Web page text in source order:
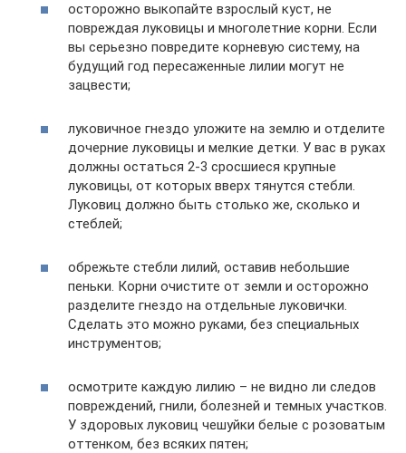
осторожно выкопайте взрослый куст, не
повреждая луковицы и многолетние корни. Если
вы серьезно повредите корневую систему, на
будущий год пересаженные лилии могут не
зацвести;
луковичное гнездо уложите на землю и отделите
дочерние луковицы и мелкие детки. У вас в руках
должны остаться 2-3 сросшиеся крупные
луковицы, от которых вверх тянутся стебли.
Луковиц должно быть столько же, сколько и
стеблей;
обрежьте стебли лилий, оставив небольшие
пеньки. Корни очистите от земли и осторожно
разделите гнездо на отдельные луковички.
Сделать это можно руками, без специальных
инструментов;
осмотрите каждую лилию – не видно ли следов
повреждений, гнили, болезней и темных участков.
У здоровых луковиц чешуйки белые с розоватым
оттенком, без всяких пятен;